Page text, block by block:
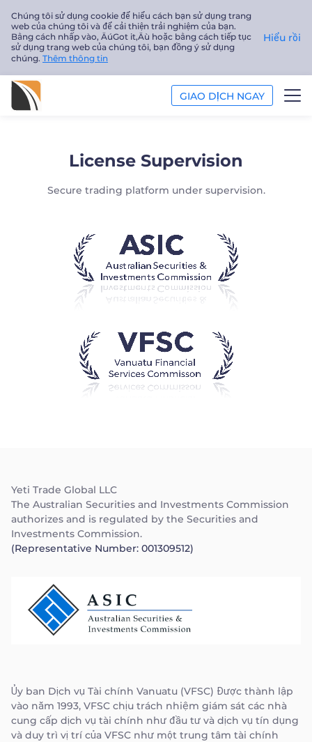
Chúng tôi sử dụng cookie để hiểu cách bạn sử dụng trang
web của chúng tôi và để cải thiện trải nghiệm của bạn.
Bằng cách nhấp vào‚ ÄúGot it‚Äù hoặc bằng cách tiếp tục
sử dụng trang web của chúng tôi, bạn đồng ý sử dụng
chúng. Thêm thông tin
Hiểu rồi
GIAO DỊCH NGAY
Tiếng Việt
Trader
License Supervision
Secure trading platform under supervision.
Yeti Trade Global LLC
The Australian Securities and Investments Commission
authorizes and is regulated by the Securities and
Investments Commission.
(Representative Number: 001309512)
Ủy ban Dịch vụ Tài chính Vanuatu (VFSC) Được thành lập
vào năm 1993, VFSC chịu trách nhiệm giám sát các nhà
cung cấp dịch vụ tài chính như đầu tư và dịch vụ tín dụng
và duy trì vị trí của VFSC như một trung tâm tài chính